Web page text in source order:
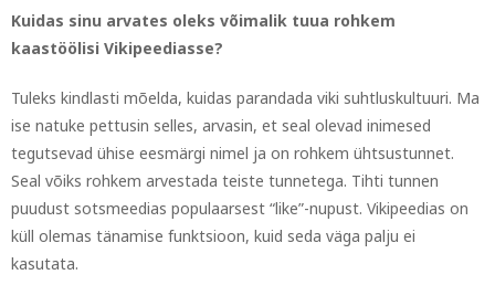
Kuidas sinu arvates oleks võimalik tuua rohkem
kaastöölisi Vikipeediasse?
Tuleks kindlasti mõelda, kuidas parandada viki suhtluskultuuri. Ma
ise natuke pettusin selles, arvasin, et seal olevad inimesed
tegutsevad ühise eesmärgi nimel ja on rohkem ühtsustunnet.
Seal võiks rohkem arvestada teiste tunnetega. Tihti tunnen
puudust sotsmeedias populaarsest “like”-nupust. Vikipeedias on
küll olemas tänamise funktsioon, kuid seda väga palju ei
kasutata.